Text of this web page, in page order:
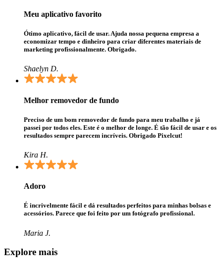
Meu aplicativo favorito
Ótimo aplicativo, fácil de usar. Ajuda nossa pequena empresa a
economizar tempo e dinheiro para criar diferentes materiais de
marketing profissionalmente. Obrigado.
Shaelyn D.
Melhor removedor de fundo
Preciso de um bom removedor de fundo para meu trabalho e já
passei por todos eles. Este é o melhor de longe. É tão fácil de usar e os
resultados sempre parecem incríveis. Obrigado Pixelcut!
Kira H.
Adoro
É incrivelmente fácil e dá resultados perfeitos para minhas bolsas e
acessórios. Parece que foi feito por um fotógrafo profissional.
Maria J.
Explore mais